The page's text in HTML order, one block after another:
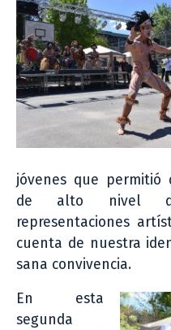
jóvenes que permitió
de alto nivel
representaciones
cuenta de nuestra
sana convivencia.
En esta
segunda